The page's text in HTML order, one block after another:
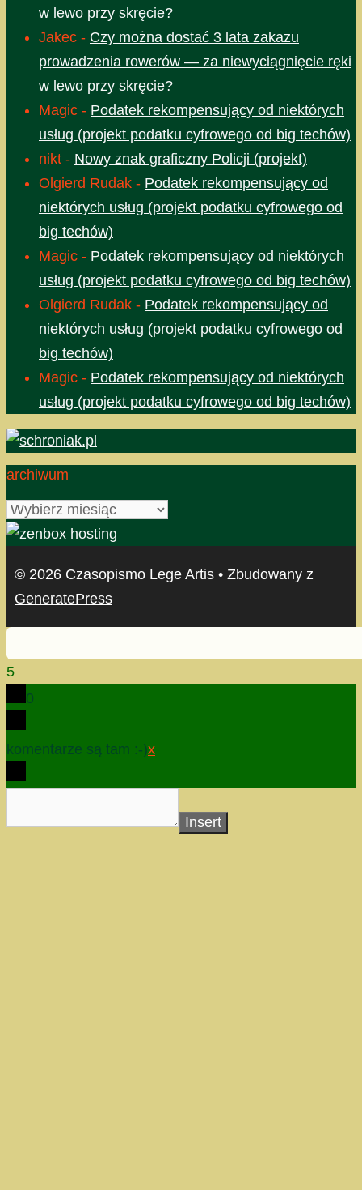
w lewo przy skręcie?
Jakec - Czy można dostać 3 lata zakazu
prowadzenia rowerów — za niewyciągnięcie ręki
w lewo przy skręcie?
Magic - Podatek rekompensujący od niektórych
usług (projekt podatku cyfrowego od big techów)
nikt - Nowy znak graficzny Policji (projekt)
Olgierd Rudak - Podatek rekompensujący od
niektórych usług (projekt podatku cyfrowego od
big techów)
Magic - Podatek rekompensujący od niektórych
usług (projekt podatku cyfrowego od big techów)
Olgierd Rudak - Podatek rekompensujący od
niektórych usług (projekt podatku cyfrowego od
big techów)
Magic - Podatek rekompensujący od niektórych
usług (projekt podatku cyfrowego od big techów)
archiwum
archiwum
© 2026 Czasopismo Lege Artis • Zbudowany z
GeneratePress
5
0
komentarze są tam :-)x
Insert